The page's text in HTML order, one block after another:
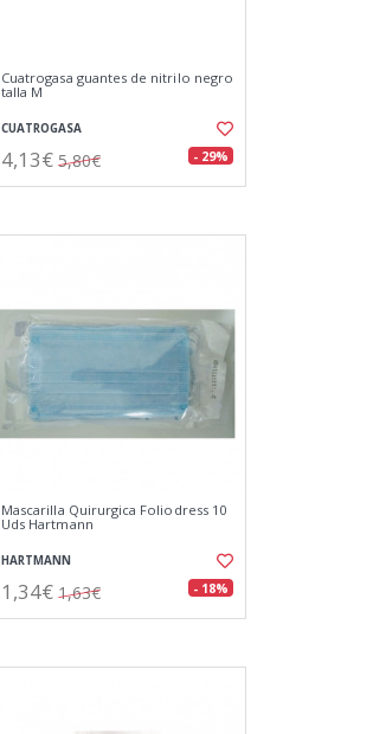
Cuatrogasa guantes de nitrilo negro
talla M
CUATROGASA
4,13€ 5,80€ - 29%
Mascarilla Quirurgica Foliodress 10
Uds Hartmann
HARTMANN
1,34€ 1,63€ - 18%